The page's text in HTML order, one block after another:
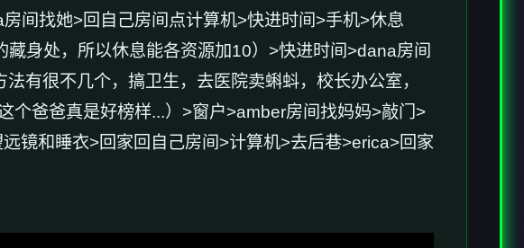
间找她>回自己房间点计算机>快进时间>手机>休息
身处，所以休息能各资源加10）>快进时间>dana房间
有很不几个，搞卫生，去医院卖蝌蚪，校长办公室，
个爸爸真是好榜样...）>窗户>amber房间找妈妈>敲门>
镜和睡衣>回家回自己房间>计算机>去后巷>erica>回家